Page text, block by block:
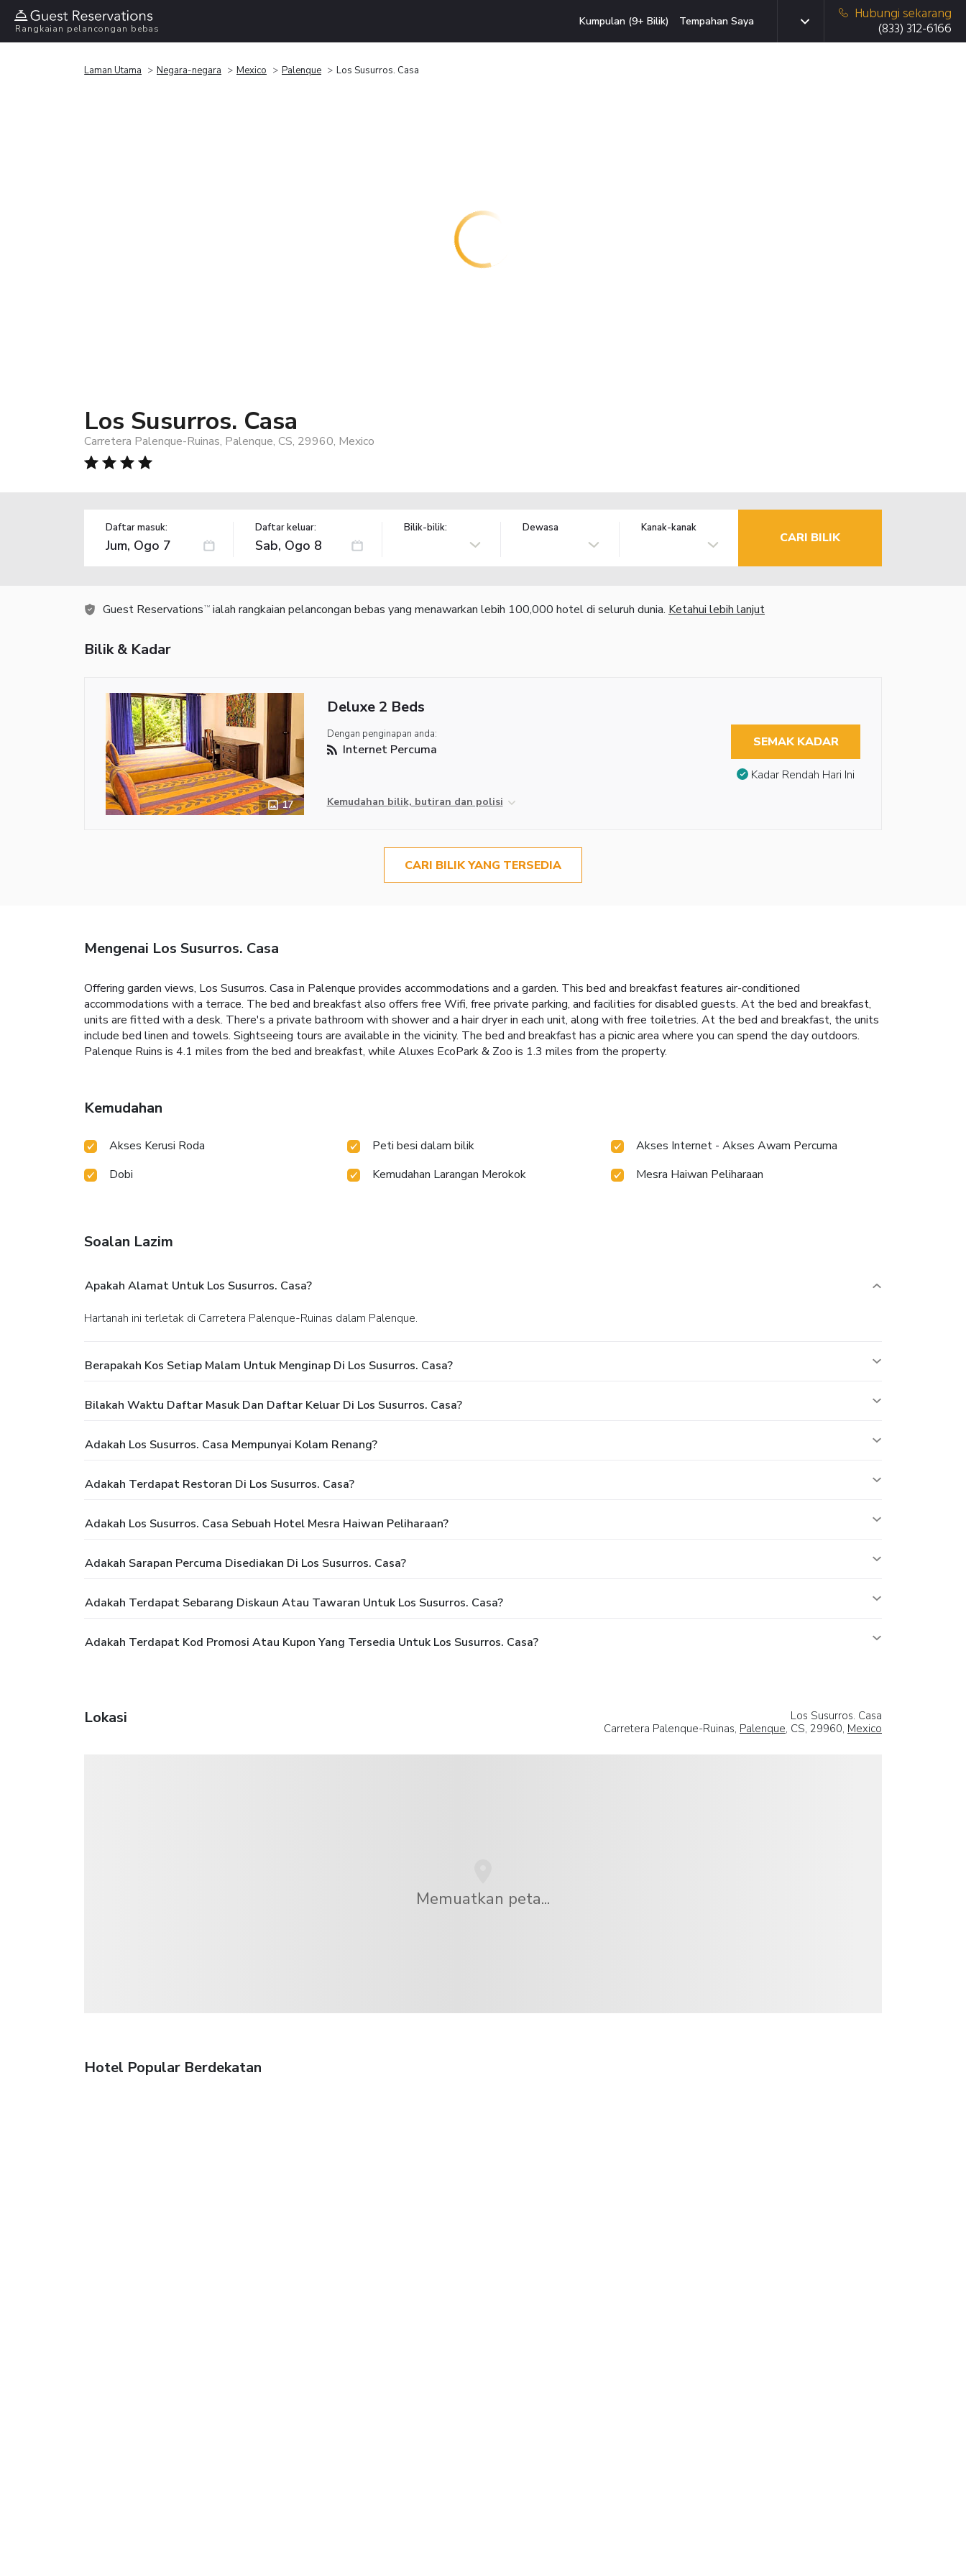
Rangkaian pelancongan bebas
Kumpulan (9+ Bilik) Tempahan Saya
Hubungi sekarang
(833) 312-6166
Laman Utama Negara-negara Mexico Palenque Los Susurros. Casa
Los Susurros. Casa
Carretera Palenque-Ruinas, Palenque, CS, 29960, Mexico
Daftar masuk: Daftar keluar: Bilik-bilik: Dewasa Kanak-kanak
CARI BILIK
Guest Reservations TM ialah rangkaian pelancongan bebas yang menawarkan lebih 100,000 hotel di seluruh dunia. Ketahui lebih lanjut
Bilik & Kadar
17
Deluxe 2 Beds
Dengan penginapan anda:
Internet Percuma
Kemudahan bilik, butiran dan polisi
SEMAK KADAR
Kadar Rendah Hari Ini
CARI BILIK YANG TERSEDIA
Mengenai Los Susurros. Casa
Offering garden views, Los Susurros. Casa in Palenque provides accommodations and a garden. This bed and breakfast features air-conditioned
accommodations with a terrace. The bed and breakfast also offers free Wifi, free private parking, and facilities for disabled guests. At the bed and breakfast,
units are fitted with a desk. There's a private bathroom with shower and a hair dryer in each unit, along with free toiletries. At the bed and breakfast, the units
include bed linen and towels. Sightseeing tours are available in the vicinity. The bed and breakfast has a picnic area where you can spend the day outdoors.
Palenque Ruins is 4.1 miles from the bed and breakfast, while Aluxes EcoPark & Zoo is 1.3 miles from the property.
Kemudahan
Akses Kerusi Roda Peti besi dalam bilik
Akses Internet - Akses Awam Percuma
Dobi
Kemudahan Larangan Merokok Mesra Haiwan Peliharaan
Soalan Lazim
Apakah Alamat Untuk Los Susurros. Casa?
Hartanah ini terletak di Carretera Palenque-Ruinas dalam Palenque.
Berapakah Kos Setiap Malam Untuk Menginap Di Los Susurros. Casa?
Bilakah Waktu Daftar Masuk Dan Daftar Keluar Di Los Susurros. Casa?
Adakah Los Susurros. Casa Mempunyai Kolam Renang?
Adakah Terdapat Restoran Di Los Susurros. Casa?
Adakah Los Susurros. Casa Sebuah Hotel Mesra Haiwan Peliharaan?
Adakah Sarapan Percuma Disediakan Di Los Susurros. Casa?
Adakah Terdapat Sebarang Diskaun Atau Tawaran Untuk Los Susurros. Casa?
Adakah Terdapat Kod Promosi Atau Kupon Yang Tersedia Untuk Los Susurros. Casa?
Lokasi
Los Susurros. Casa
Carretera Palenque-Ruinas, Palenque, CS, 29960, Mexico
Memuatkan peta...
Hotel Popular Berdekatan